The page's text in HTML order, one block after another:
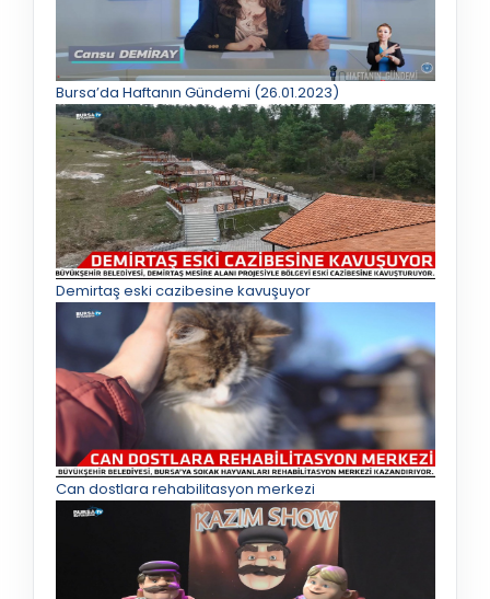
Bursa’da Haftanın Gündemi (26.01.2023)
Demirtaş eski cazibesine kavuşuyor
Can dostlara rehabilitasyon merkezi